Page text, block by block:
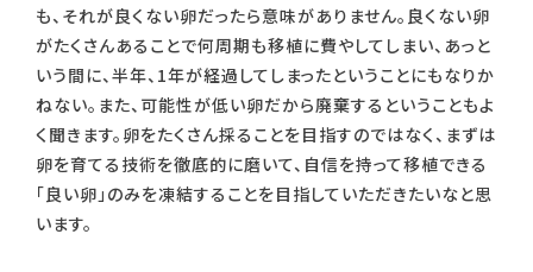
も、それが良くない卵だったら意味がありません。良くない卵
がたくさんあることで何周期も移植に費やしてしまい、あっと
いう間に、半年、1年が経過してしまったということにもなりか
ねない。また、可能性が低い卵だから廃棄するということもよ
く聞きます。卵をたくさん採ることを目指すのではなく、まずは
卵を育てる技術を徹底的に磨いて、自信を持って移植できる
「良い卵」のみを凍結することを目指していただきたいなと思
います。